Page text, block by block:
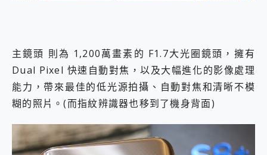
主鏡頭 則為 1,200萬畫素的 F1.7大光圈鏡頭，擁有
Dual Pixel 快速自動對焦，以及大幅進化的影像處理
能力，帶來最佳的低光源拍攝、自動對焦和清晰不模
糊的照片。(而指紋辨識器也移到了機身背面)